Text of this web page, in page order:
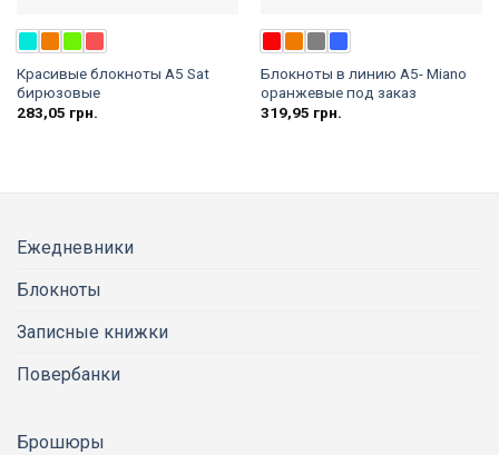
Красивые блокноты A5 Sat
бирюзовые
283,05 грн.
Блокноты в линию A5- Miano
оранжевые под заказ
319,95 грн.
Ежедневники
Блокноты
Записные книжки
Повербанки
Брошюры